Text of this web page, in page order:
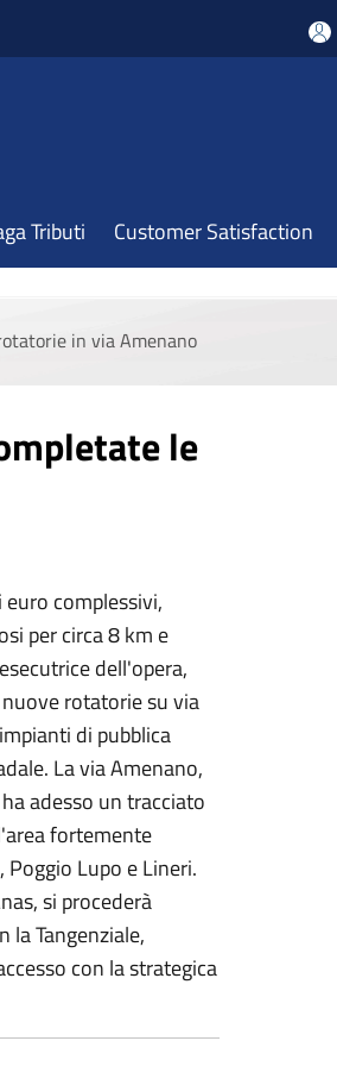
Tributi Customer Satisfaction
in via Amenano
le
complessivi,
per circa 8 km e
dell'opera,
rotatorie su via
di pubblica
La via Amenano,
adesso un tracciato
fortemente
Lupo e Lineri.
si procederà
Tangenziale,
con la strategica